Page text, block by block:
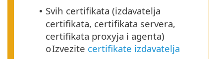
• Svih certifikata (izdavatelja
certifikata, certifikata servera,
certifikata proxyja i agenta)
oIzvezite certifikate izdavatelja